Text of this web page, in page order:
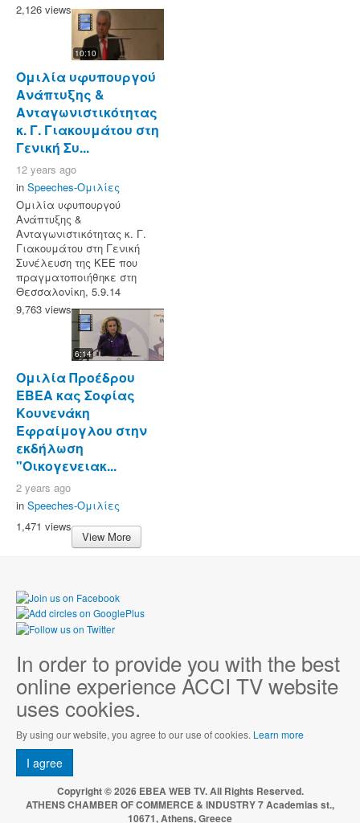
2,126 views
10:10
Ομιλία υφυπουργού
Ανάπτυξης &
Ανταγωνιστικότητας
κ. Γ. Γιακουμάτου στη
Γενική Συ...
12 years ago
in Speeches-Ομιλίες
Ομιλία υφυπουργού
Ανάπτυξης &
Ανταγωνιστικότητας κ. Γ.
Γιακουμάτου στη Γενική
Συνέλευση της ΚΕΕ που
πραγματοποιήθηκε στη
Θεσσαλονίκη, 5.9.14
9,763 views
6:14
Ομιλία Προέδρου
ΕΒΕΑ κας Σοφίας
Κουνενάκη
Εφραίμογλου στην
εκδήλωση
"Οικογενειακ...
2 years ago
in Speeches-Ομιλίες
1,471 views
View More
In order to provide you with the best
online experience ACCI TV website
uses cookies.
By using our website, you agree to our use of cookies. Learn more
I agree
Copyright © 2026 EBEA WEB TV. All Rights Reserved.
ATHENS CHAMBER OF COMMERCE & INDUSTRY 7 Academias st.,
10671, Athens, Greece